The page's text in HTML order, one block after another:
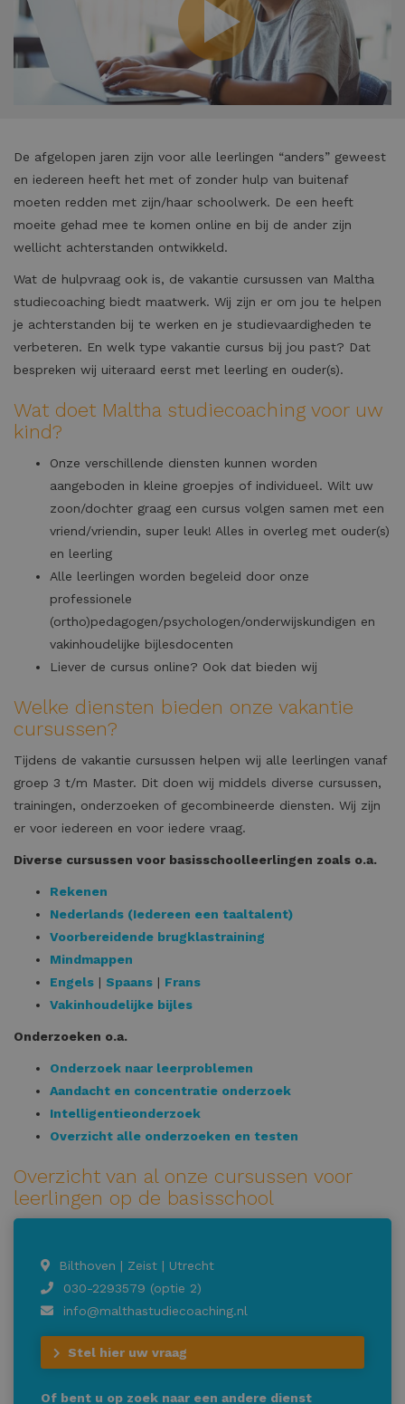
De afgelopen jaren zijn voor alle leerlingen “anders” geweest
en iedereen heeft het met of zonder hulp van buitenaf
moeten redden met zijn/haar schoolwerk. De een heeft
moeite gehad mee te komen online en bij de ander zijn
wellicht achterstanden ontwikkeld.
Wat de hulpvraag ook is, de vakantie cursussen van Maltha
studiecoaching biedt maatwerk. Wij zijn er om jou te helpen
je achterstanden bij te werken en je studievaardigheden te
verbeteren. En welk type vakantie cursus bij jou past? Dat
bespreken wij uiteraard eerst met leerling en ouder(s).
Wat doet Maltha studiecoaching voor uw
kind?
Onze verschillende diensten kunnen worden
aangeboden in kleine groepjes of individueel. Wilt uw
zoon/dochter graag een cursus volgen samen met een
vriend/vriendin, super leuk! Alles in overleg met ouder(s)
en leerling
Alle leerlingen worden begeleid door onze
professionele
(ortho)pedagogen/psychologen/onderwijskundigen en
vakinhoudelijke bijlesdocenten
Liever de cursus online? Ook dat bieden wij
Welke diensten bieden onze vakantie
cursussen?
Tijdens de vakantie cursussen helpen wij alle leerlingen vanaf
groep 3 t/m Master. Dit doen wij middels diverse cursussen,
trainingen, onderzoeken of gecombineerde diensten. Wij zijn
er voor iedereen en voor iedere vraag.
Diverse cursussen voor basisschoolleerlingen zoals o.a.
Rekenen
Nederlands (Iedereen een taaltalent)
Voorbereidende brugklastraining
Mindmappen
Engels | Spaans | Frans
Vakinhoudelijke bijles
Onderzoeken o.a.
Onderzoek naar leerproblemen
Aandacht en concentratie onderzoek
Intelligentieonderzoek
Overzicht alle onderzoeken en testen
Overzicht van al onze cursussen voor
leerlingen op de basisschool
Bilthoven | Zeist | Utrecht
030-2293579 (optie 2)
info@malthastudiecoaching.nl
Stel hier uw vraag
Of bent u op zoek naar een andere dienst